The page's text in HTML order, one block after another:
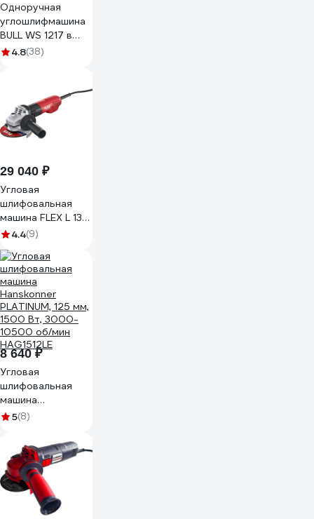
Одноручная
углошлифмашина
BULL WS 1217 в
кор. бесщеточная,
1600 Вт, плавный
пуск, 4 м 1333485
4.8(38)
29 040 ₽
Угловая
шлифовальная
машина FLEX L 13-
10 125-EC
4.4(9)
8 640 ₽
Угловая
шлифовальная
машина
Hanskonner
1500 Вт, 3000-
10500 об/мин
HAG1512LE
5(8)